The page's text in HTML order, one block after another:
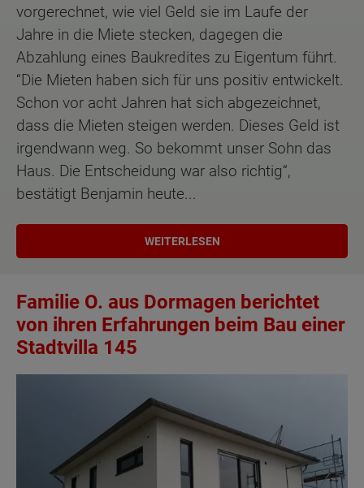
vorgerechnet, wie viel Geld sie im Laufe der
Jahre in die Miete stecken, dagegen die
Abzahlung eines Baukredites zu Eigentum führt.
“Die Mieten haben sich für uns positiv entwickelt.
Schon vor acht Jahren hat sich abgezeichnet,
dass die Mieten steigen werden. Dieses Geld ist
irgendwann weg. So bekommt unser Sohn das
Haus. Die Entscheidung war also richtig“,
bestätigt Benjamin heute...
WEITERLESEN
Familie O. aus Dormagen berichtet
von ihren Erfahrungen beim Bau einer
Stadtvilla 145